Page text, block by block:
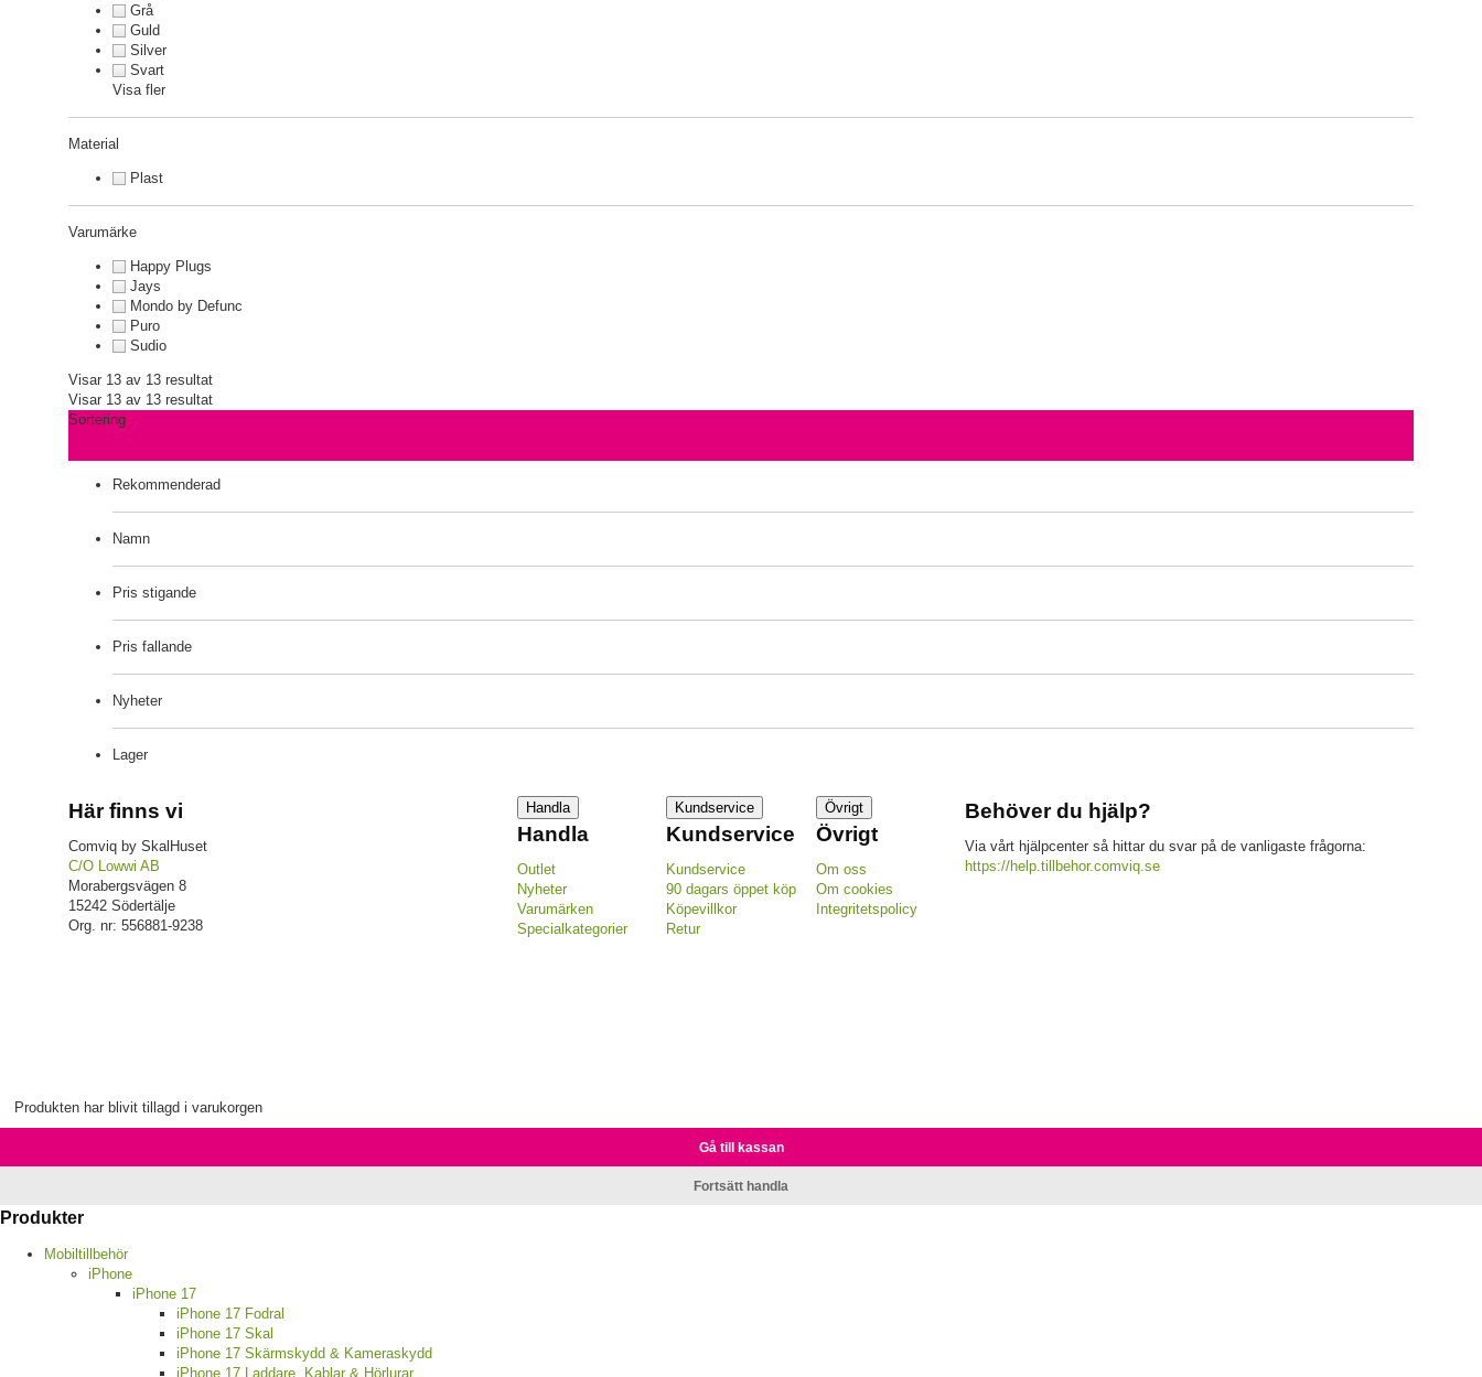
Grå
Guld
Silver
Svart
Visa fler
Material
Plast
Varumärke
Happy Plugs
Jays
Mondo by Defunc
Puro
Sudio
Visar 13 av 13 resultat
Visar 13 av 13 resultat
Sortering
Rekommenderad
Namn
Pris stigande
Pris fallande
Nyheter
Lager
Här finns vi
Comviq by SkalHuset
C/O Lowwi AB
Morabergsvägen 8
15242 Södertälje
Org. nr: 556881-9238
Handla
Handla
Outlet
Nyheter
Varumärken
Specialkategorier
Kundservice
Kundservice
Kundservice
90 dagars öppet köp
Köpevillkor
Retur
Övrigt
Övrigt
Om oss
Om cookies
Integritetspolicy
Behöver du hjälp?
Via vårt hjälpcenter så hittar du svar på de vanligaste frågorna:
https://help.tillbehor.comviq.se
Produkten har blivit tillagd i varukorgen
Gå till kassan
Fortsätt handla
Produkter
Mobiltillbehör
iPhone
iPhone 17
iPhone 17 Fodral
iPhone 17 Skal
iPhone 17 Skärmskydd & Kameraskydd
iPhone 17 Laddare, Kablar & Hörlurar